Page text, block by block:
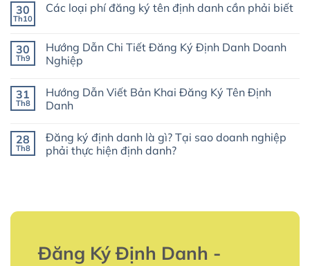
bình
Cả
Thông
Tin
Đăng
Ký
Tên
30
Th10
Các loại phí đăng ký tên định danh cần phải biết
luận
ở
Các
đăng
ký
tên
cần
phải
biết
30
Th9
Hướng Dẫn Chi Tiết Đăng Ký Định Danh Doanh
Nghiệp
bình
luận
ở
Chi
Tiết
Đăng
31
Th8
Hướng Dẫn Viết Bản Khai Đăng Ký Tên Định
Danh
bình
luận
ở
Đăng
Danh
28
Th8
Đăng ký định danh là gì? Tại sao doanh nghiệp
phải thực hiện định danh?
Đăng
là
gì?
Đăng Ký Định Danh -